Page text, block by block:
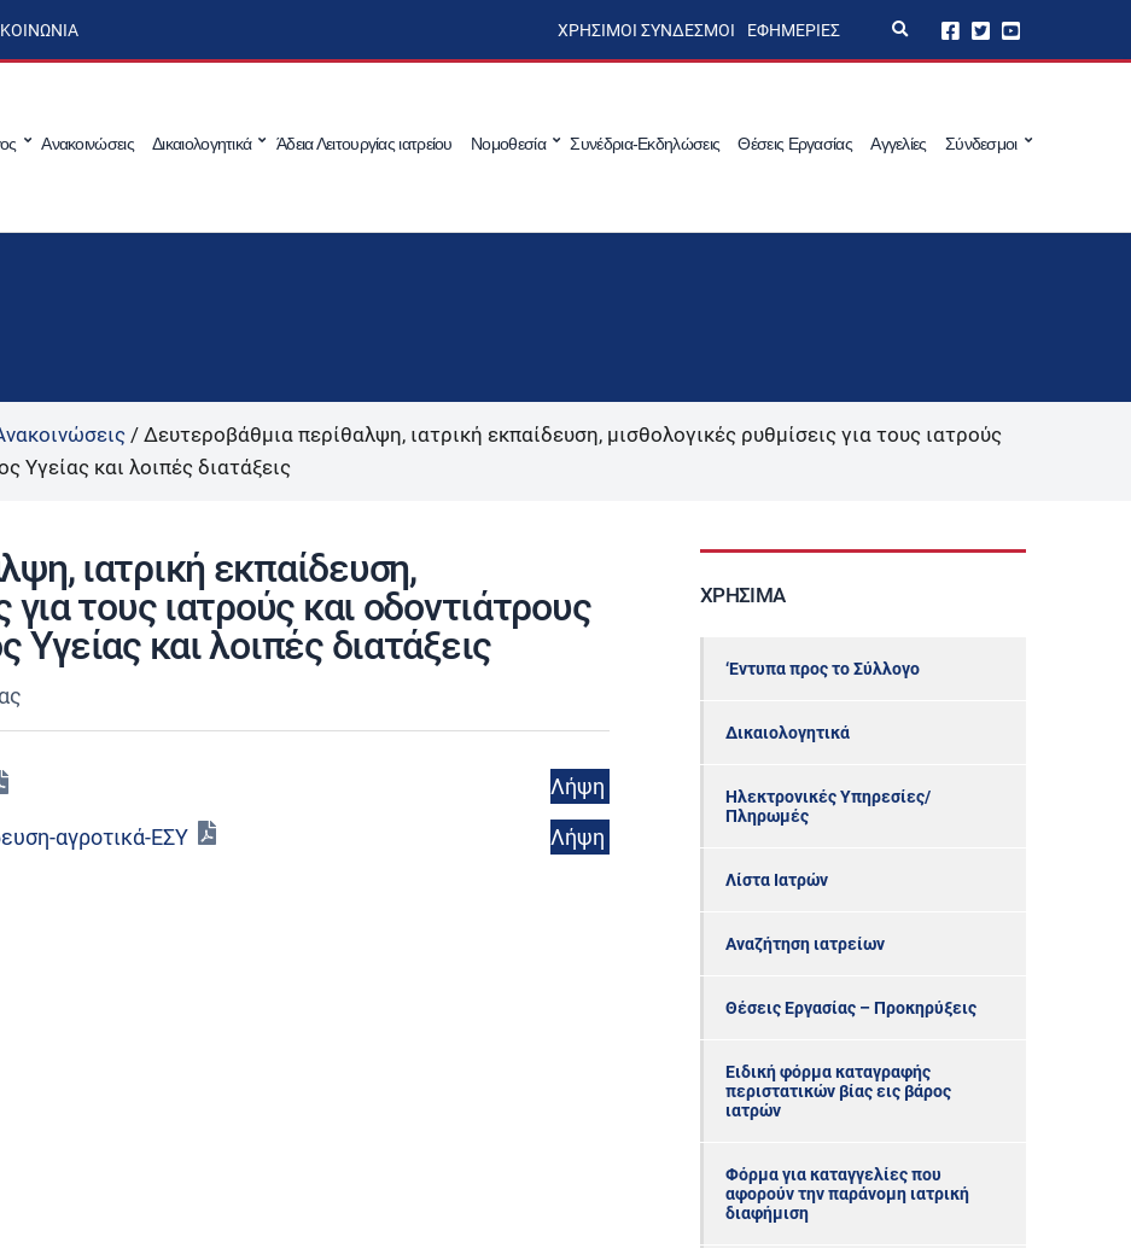
ΧΡΉΣΙΜΟΙ ΣΎΝΔΕΣΜΟΙ ΕΦΗΜΕΡΊΕΣ
p
s
e
Ανακοινώσεις Δικαιολογητικά Άδεια Λειτουργίας ιατρείου Νομοθεσία Συνέδρια-Εκδηλώσεις Θέσεις Εργασίας Αγγελίες Σύνδεσμοι
/ Δευτεροβάθμια περίθαλψη, ιατρική εκπαίδευση, μισθολογικές ρυθμίσεις για τους ιατρούς
Υγείας και λοιπές διατάξεις
ιατρική εκπαίδευση,
για τους ιατρούς και οδοντιάτρους
και λοιπές διατάξεις
Λήψη
αγροτικά-ΕΣΥ Λήψη
ΧΡΉΣΙΜΑ
‘Εντυπα προς το Σύλλογο
Δικαιολογητικά
Ηλεκτρονικές Υπηρεσίες/
Πληρωμές
Λίστα Ιατρών
Αναζήτηση ιατρείων
Θέσεις Εργασίας – Προκηρύξεις
Ειδική φόρμα καταγραφής
περιστατικών βίας εις βάρος
ιατρών
Φόρμα για καταγγελίες που
αφορούν την παράνομη ιατρική
διαφήμιση